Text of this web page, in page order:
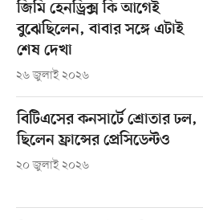
জিমি হেনড্রিক্স কি আগেই
বুঝেছিলেন, বাবার সঙ্গে এটাই
শেষ দেখা
২৬ জুলাই ২০২৬
বিটিএসের কনসার্টে শ্রোতার ঢল,
ছিলেন ফ্রান্সের প্রেসিডেন্টও
২০ জুলাই ২০২৬